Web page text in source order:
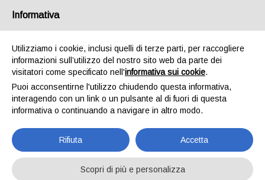
OFFICINA BICI
Aziende Officina Bici
Informativa
Utilizziamo i cookie, inclusi quelli di terze parti, per raccogliere
informazioni sull’utilizzo del nostro sito web da parte dei
visitatori come specificato nell'informativa sui cookie.
Puoi acconsentirne l'utilizzo chiudendo questa informativa,
interagendo con un link o un pulsante al di fuori di questa
informativa o continuando a navigare in altro modo.
Rifiuta Accetta
Scopri di più e personalizza